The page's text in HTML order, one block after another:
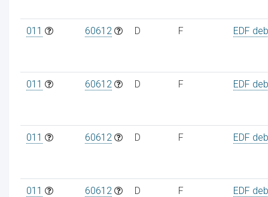
011 60612 D F EDF
011 60612 D F EDF
011 60612 D F EDF
011 60612 D F EDF